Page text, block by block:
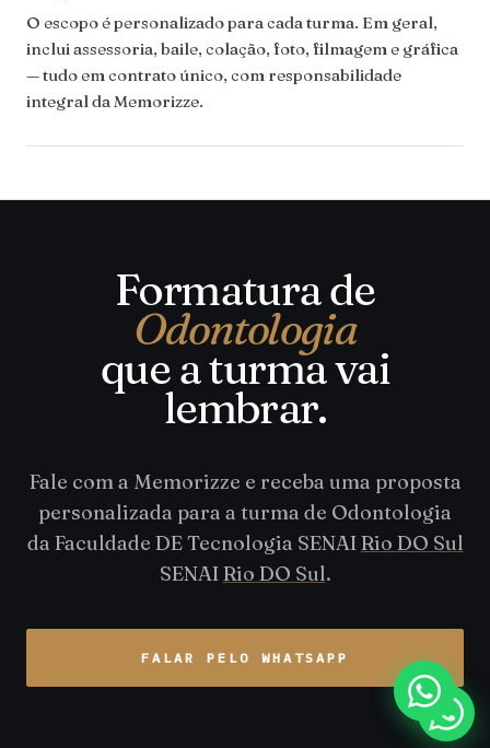
O escopo é personalizado para cada turma. Em geral,
inclui assessoria, baile, colação, foto, filmagem e gráfica
— tudo em contrato único, com responsabilidade
integral da Memorizze.
Formatura de
Odontologia
que a turma vai
lembrar.
Fale com a Memorizze e receba uma proposta
personalizada para a turma de Odontologia
da Faculdade DE Tecnologia SENAIRio DO Sul
SENAIRio DO Sul.
FALAR PELO WHATSAPP